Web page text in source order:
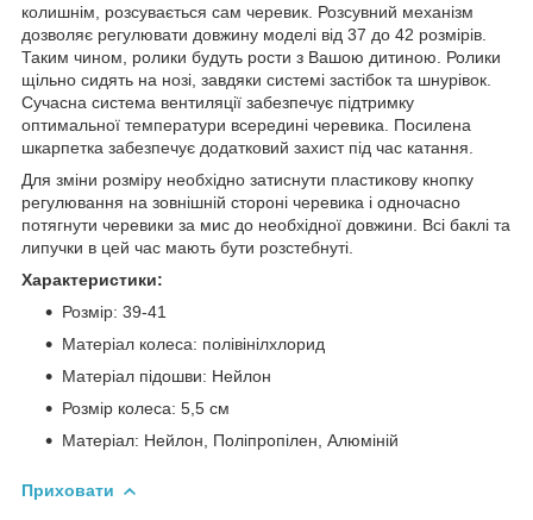
колишнім, розсувається сам черевик. Розсувний механізм
дозволяє регулювати довжину моделі від 37 до 42 розмірів.
Таким чином, ролики будуть рости з Вашою дитиною. Ролики
щільно сидять на нозі, завдяки системі застібок та шнурівок.
Сучасна система вентиляції забезпечує підтримку
оптимальної температури всередині черевика. Посилена
шкарпетка забезпечує додатковий захист під час катання.
Для зміни розміру необхідно затиснути пластикову кнопку
регулювання на зовнішній стороні черевика і одночасно
потягнути черевики за мис до необхідної довжини. Всі баклі та
липучки в цей час мають бути розстебнуті.
Характеристики:
Розмір: 39-41
Матеріал колеса: полівінілхлорид
Матеріал підошви: Нейлон
Розмір колеса: 5,5 см
Матеріал: Нейлон, Поліпропілен, Алюміній
Приховати